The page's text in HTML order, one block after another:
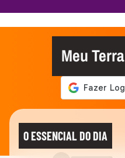
Meu Terra
O ESSENCIAL DO DIA